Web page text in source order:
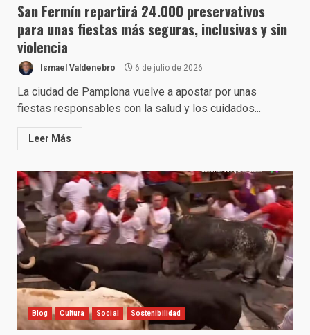
San Fermín repartirá 24.000 preservativos
para unas fiestas más seguras, inclusivas y sin
violencia
Ismael Valdenebro 6 de julio de 2026
La ciudad de Pamplona vuelve a apostar por unas
fiestas responsables con la salud y los cuidados...
Leer Más
Blog Cultura Social Sostenibilidad